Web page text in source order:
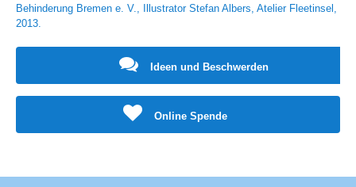
Behinderung Bremen e. V., Illustrator Stefan Albers, Atelier Fleetinsel,
2013.
Ideen und Beschwerden
Online Spende